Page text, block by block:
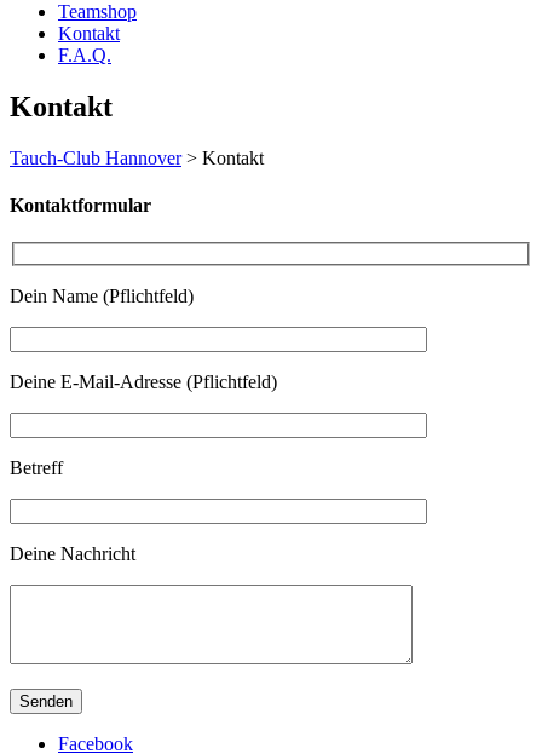
Teamshop
Kontakt
F.A.Q.
Kontakt
Tauch-Club Hannover> Kontakt
Kontaktformular
Dein Name (Pflichtfeld)
Deine E-Mail-Adresse (Pflichtfeld)
Betreff
Deine Nachricht
Facebook